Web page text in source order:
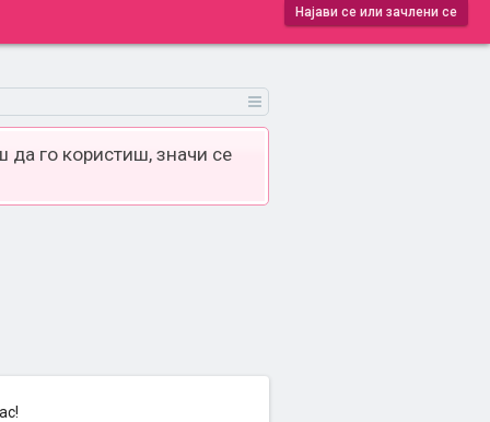
Најави се или зачлени се
да го користиш, значи се